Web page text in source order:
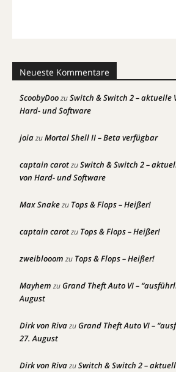
Neueste Kommentare
ScoobyDoozuSwitch & Switch 2 – aktuelle
Hard- und Software
joiazuMortal Shell II – Beta verfügbar
captain carotzuSwitch & Switch 2 –
von Hard- und Software
Max Snakezu Tops & Flops – Heißer!
captain carotzu Tops & Flops – Heißer!
zweiblooom zu Tops & Flops – Heißer!
Mayhem zuGrand Theft Auto VI –
August
Dirk von RivazuGrand Theft Auto VI –
27. August
Dirk von RivazuSwitch & Switch 2 –